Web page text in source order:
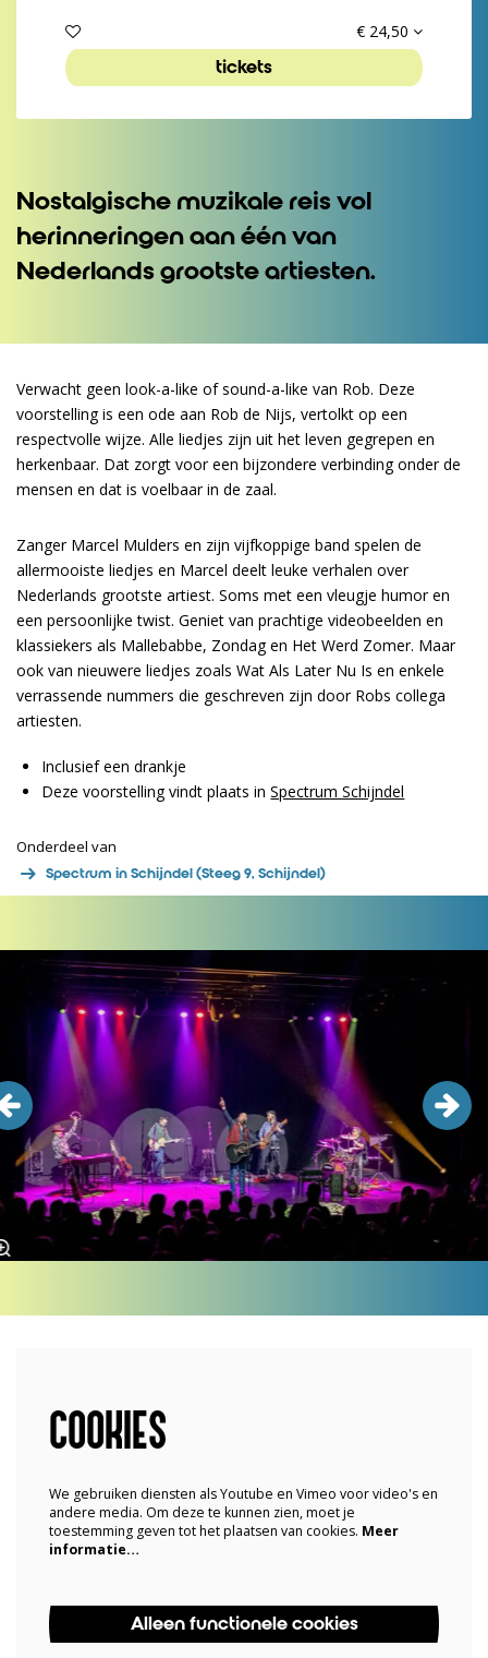
€ 24,50
tickets
Nostalgische muzikale reis vol
herinneringen aan één van
Nederlands grootste artiesten.
Verwacht geen look-a-like of sound-a-like van Rob. Deze
voorstelling is een ode aan Rob de Nijs, vertolkt op een
respectvolle wijze. Alle liedjes zijn uit het leven gegrepen en
herkenbaar. Dat zorgt voor een bijzondere verbinding onder de
mensen en dat is voelbaar in de zaal.
Zanger Marcel Mulders en zijn vijfkoppige band spelen de
allermooiste liedjes en Marcel deelt leuke verhalen over
Nederlands grootste artiest. Soms met een vleugje humor en
een persoonlijke twist. Geniet van prachtige videobeelden en
klassiekers als Mallebabbe, Zondag en Het Werd Zomer. Maar
ook van nieuwere liedjes zoals Wat Als Later Nu Is en enkele
verrassende nummers die geschreven zijn door Robs collega
artiesten.
Inclusief een drankje
Deze voorstelling vindt plaats inSpectrum Schijndel
Onderdeel van
Spectrum in Schijndel (Steeg 9, Schijndel)
Overslaan
COOKIES
We gebruiken diensten als Youtube en Vimeo voor video's en
andere media. Om deze te kunnen zien, moet je
toestemming geven tot het plaatsen van cookies. Meer
informatie…
Alleen functionele cookies